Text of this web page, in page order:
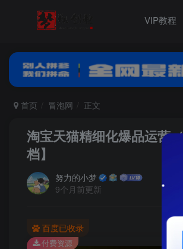
VIP教程
首页 冒泡网 正文
淘宝天猫精细化爆品运营
档】
努力的小梦
9个月前更新
百度已收录
付费资源